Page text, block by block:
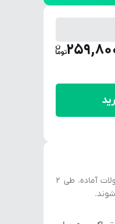
سفارش‌های مربوط به محصولات آماده، طی ۲